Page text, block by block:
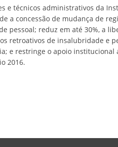
e técnicos administrativos da
a concessão de mudança de
pessoal; reduz em até 30%, a
retroativos de insalubridade e
e restringe o apoio institucional
2016.